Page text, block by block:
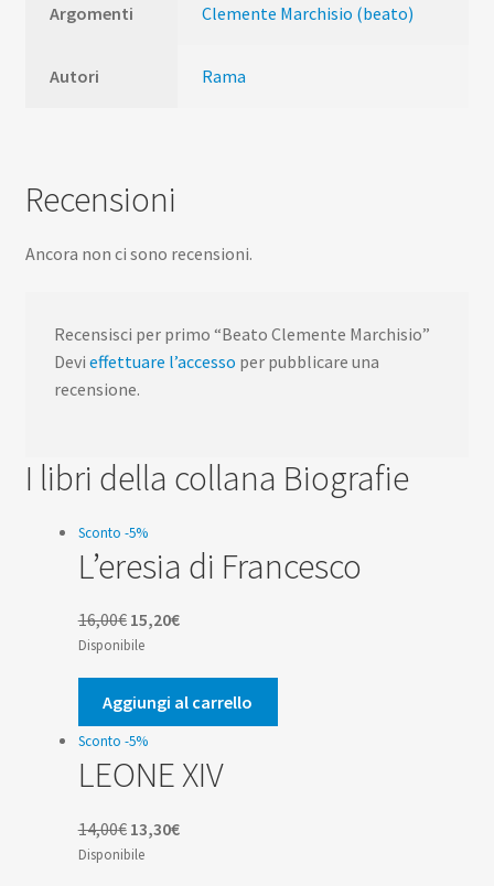
Argomenti Clemente Marchisio (beato)
Autori Rama
Recensioni
Ancora non ci sono recensioni.
Recensisci per primo “Beato Clemente Marchisio”
Devi effettuare l’accesso per pubblicare una
recensione.
I libri della collana Biografie
Sconto -5%
L’eresia di Francesco
16,00€ Il
prezzo
originale
era:
16,00€.
15,20€Il
attuale
è:
15,20€.
Disponibile
Aggiungi al carrello
Sconto -5%
LEONE XIV
14,00€ Il
prezzo
13,30€Il
Disponibile